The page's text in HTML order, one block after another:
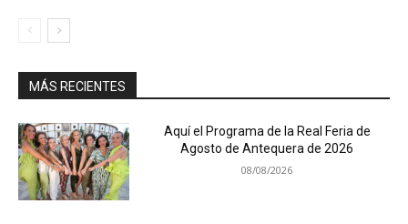
MÁS RECIENTES
Aquí el Programa de la Real Feria de
Agosto de Antequera de 2026
08/08/2026